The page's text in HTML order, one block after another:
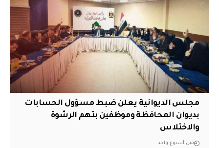
مجلس الديوانية يعلن ضبط مسؤول الحسابات
بديوان المحافظة وموظفين بتهم الرشوة
والاختلاس
قبل أسبوع واحد